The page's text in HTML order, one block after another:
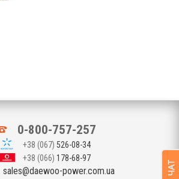
0-800-757-257
+38 (067) 526-08-34
+38 (066) 178-68-97
sales@daewoo-power.com.ua